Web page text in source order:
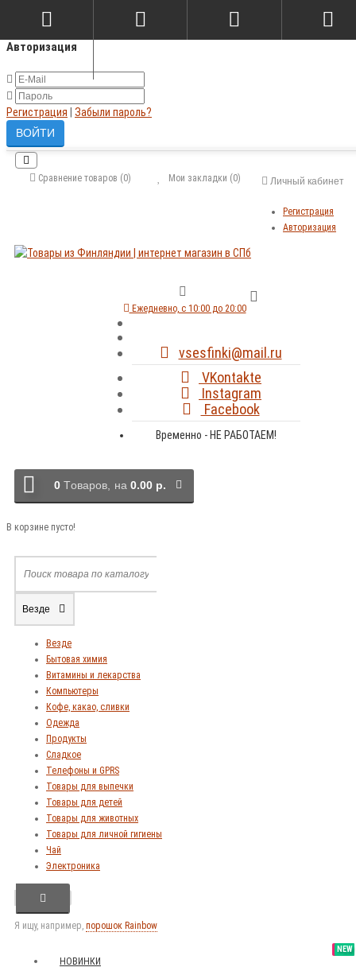
Авторизация
Регистрация Забыли пароль?
Личный кабинет
Регистрация
Авторизация
Мои закладки (0)
Сравнение товаров (0)
Ежедневно, с 10:00 до 20:00
vsesfinki@mail.ru
VKontakte
Instagram
Facebook
Временно - НЕ РАБОТАЕМ!
0 Tоваров, на 0.00 р.
В корзине пусто!
Везде
Везде
Бытовая химия
Витамины и лекарства
Компьютеры
Кофе, какао, сливки
Одежда
Продукты
Сладкое
Телефоны и GPRS
Товары для выпечки
Товары для детей
Товары для животных
Товары для личной гигиены
Чай
Электроника
Я ищу, например, порошок Rainbow
NEW
НОВИНКИ
SALE
NEW
NEW